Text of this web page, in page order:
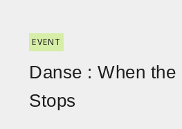
EVENT
Danse : When the
Stops